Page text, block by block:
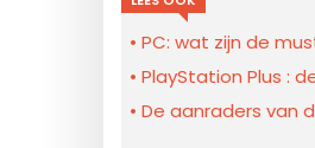
PC: wat zijn de
PlayStation Plus :
De aanraders van